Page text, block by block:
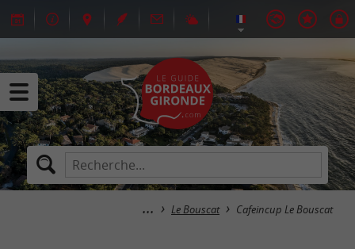
Le Bouscat Cafeincup Le Bouscat